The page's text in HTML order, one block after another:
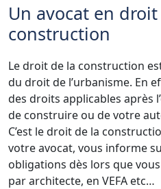
Un avocat en
construction
Le droit de la construction
du droit de l’urbanisme. En
des droits applicables après
de construire ou de votre
C’est le droit de la
votre avocat, vous informe
obligations dès lors que
par architecte, en VEFA etc…